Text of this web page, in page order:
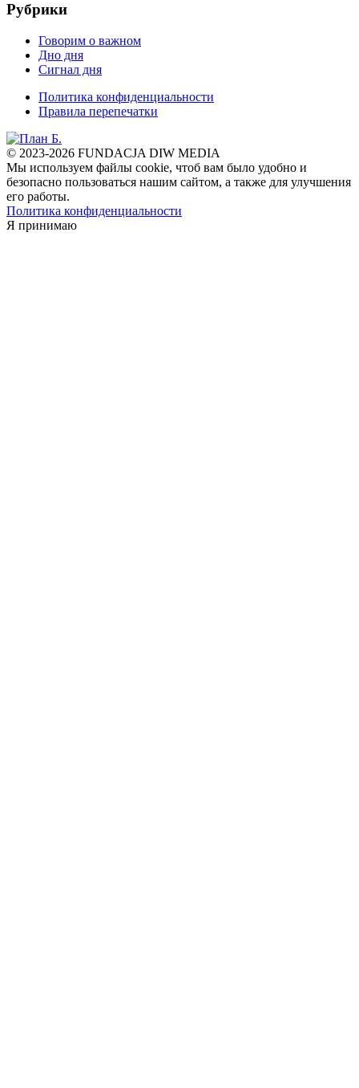
Рубрики
Говорим о важном
Дно дня
Сигнал дня
Политика конфиденциальности
Правила перепечатки
© 2023-2026 FUNDACJA DIW MEDIA
Мы используем файлы cookie, чтоб вам было удобно и
безопасно пользоваться нашим сайтом, а также для улучшения
его работы.
Политика конфиденциальности
Я принимаю